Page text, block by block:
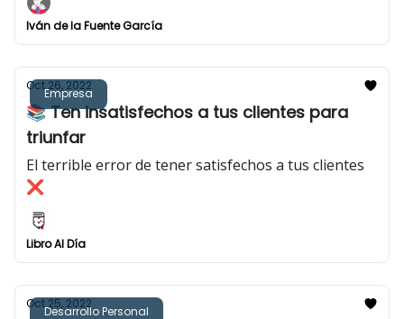
Iván de la Fuente García
Empresa
Oct 26, 2022
📚 Ten insatisfechos a tus clientes para
triunfar
El terrible error de tener satisfechos a tus clientes
❌
Libro Al Día
Desarrollo Personal
Oct 25, 2022